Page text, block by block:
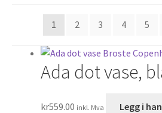
1 2 3 4 5
Ada dot vase,
kr559.00 inkl. Mva Legg i